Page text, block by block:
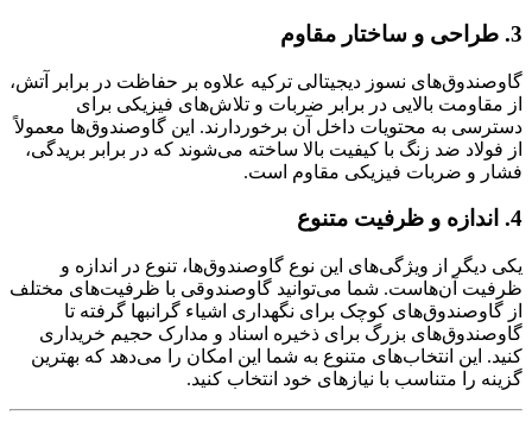
3. طراحی و ساختار مقاوم
گاوصندوق‌های نسوز دیجیتالی ترکیه علاوه بر حفاظت در برابر آتش،
از مقاومت بالایی در برابر ضربات و تلاش‌های فیزیکی برای
دسترسی به محتویات داخل آن برخوردارند. این گاوصندوق‌ها معمولاً
از فولاد ضد زنگ با کیفیت بالا ساخته می‌شوند که در برابر بریدگی،
فشار و ضربات فیزیکی مقاوم است.
4. اندازه و ظرفیت متنوع
یکی دیگر از ویژگی‌های این نوع گاوصندوق‌ها، تنوع در اندازه و
ظرفیت آن‌هاست. شما می‌توانید گاوصندوقی با ظرفیت‌های مختلف
از گاوصندوق‌های کوچک برای نگهداری اشیاء گرانبها گرفته تا
گاوصندوق‌های بزرگ برای ذخیره اسناد و مدارک حجیم خریداری
کنید. این انتخاب‌های متنوع به شما این امکان را می‌دهد که بهترین
گزینه را متناسب با نیازهای خود انتخاب کنید.